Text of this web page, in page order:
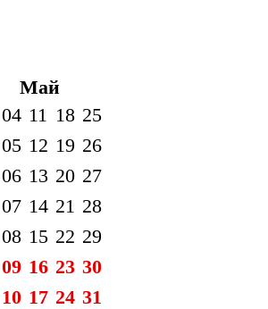
Май
04 11 18 25
05 12 19 26
06 13 20 27
07 14 21 28
08 15 22 29
09 16 23 30
10 17 24 31